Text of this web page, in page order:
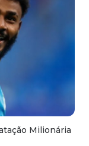
Milionária